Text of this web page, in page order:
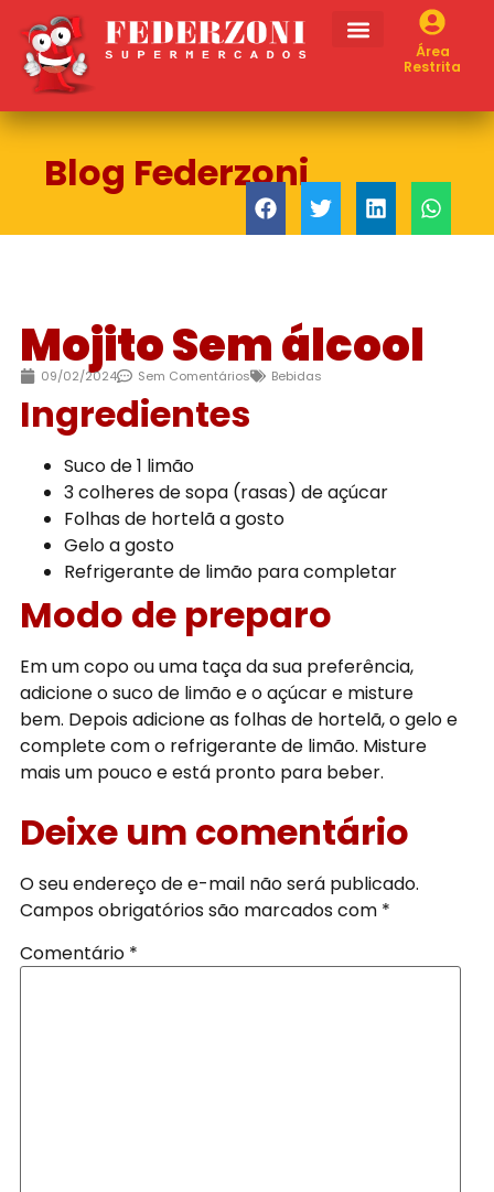
Área
Restrita
Blog Federzoni
Mojito Sem álcool
09/02/2024 Sem Comentários Bebidas
Ingredientes
Suco de 1 limão
3 colheres de sopa (rasas) de açúcar
Folhas de hortelã a gosto
Gelo a gosto
Refrigerante de limão para completar
Modo de preparo
Em um copo ou uma taça da sua preferência,
adicione o suco de limão e o açúcar e misture
bem. Depois adicione as folhas de hortelã, o gelo e
complete com o refrigerante de limão. Misture
mais um pouco e está pronto para beber.
Deixe um comentário
O seu endereço de e-mail não será publicado.
Campos obrigatórios são marcados com *
Comentário *